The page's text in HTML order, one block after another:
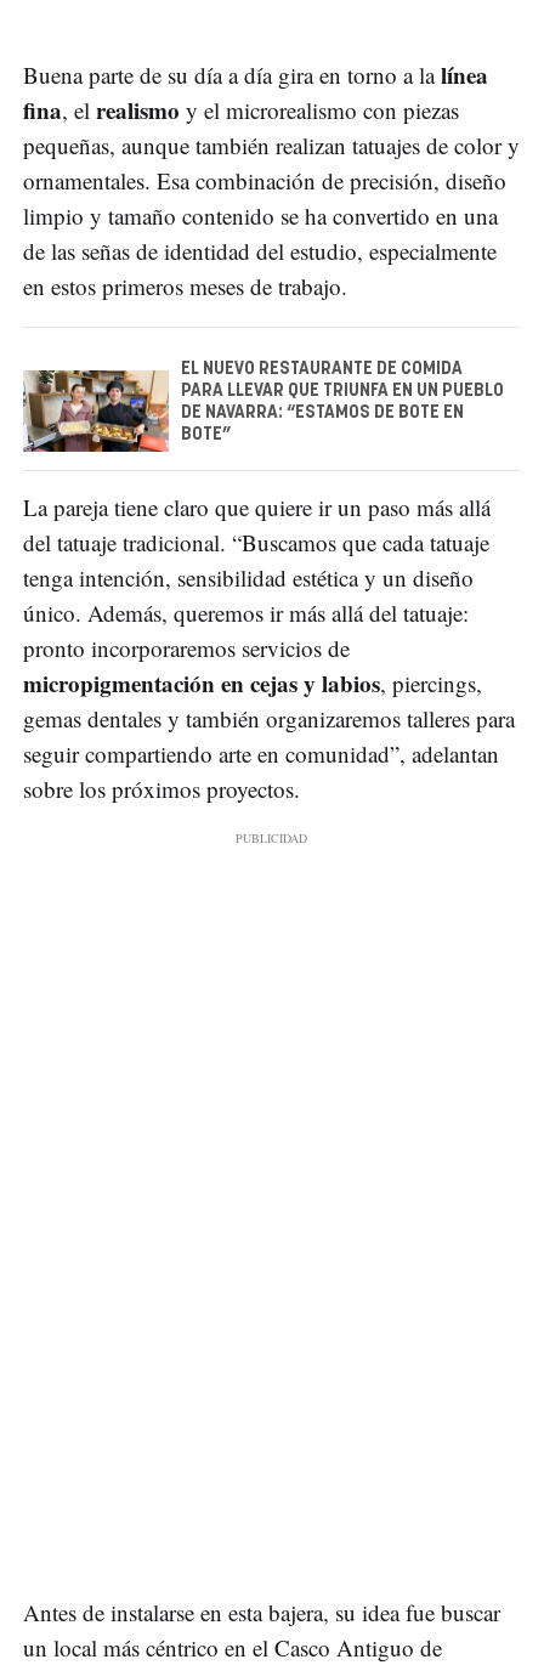
Buena parte de su día a día gira en torno a lalínea
fina, el realismo y el microrealismo con piezas
pequeñas, aunque también realizan tatuajes de color y
ornamentales. Esa combinación de precisión, diseño
limpio y tamaño contenido se ha convertido en una
de las señas de identidad del estudio, especialmente
en estos primeros meses de trabajo.
EL NUEVO RESTAURANTE DE COMIDA
PARA LLEVAR QUE TRIUNFA EN UN PUEBLO
DE NAVARRA: “ESTAMOS DE BOTE EN
BOTE”
La pareja tiene claro que quiere ir un paso más allá
del tatuaje tradicional. “Buscamos que cada tatuaje
tenga intención, sensibilidad estética y un diseño
único. Además, queremos ir más allá del tatuaje:
pronto incorporaremos servicios de
micropigmentación en cejas y labios, piercings,
gemas dentales y también organizaremos talleres para
seguir compartiendo arte en comunidad”, adelantan
sobre los próximos proyectos.
Antes de instalarse en esta bajera, su idea fue buscar
un local más céntrico en el Casco Antiguo de